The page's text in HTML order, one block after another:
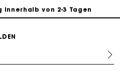
von 2-3 Tagen
nach 30 Tagen